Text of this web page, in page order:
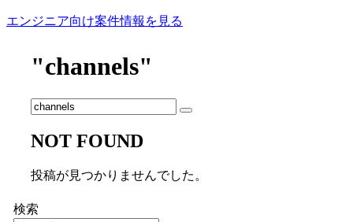
エンジニア向け案件情報を見る
"channels"
NOT FOUND
投稿が見つかりませんでした。
検索